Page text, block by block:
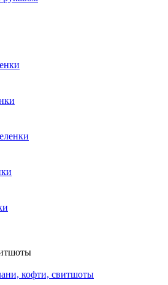
кофти, свитшоты